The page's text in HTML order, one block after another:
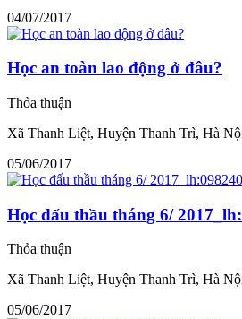
04/07/2017
Học an toàn lao động ở đâu?
Thỏa thuận
Xã Thanh Liệt, Huyện Thanh Trì, Hà
05/06/2017
Học đấu thầu tháng 6/
Thỏa thuận
Xã Thanh Liệt, Huyện Thanh Trì, Hà
05/06/2017